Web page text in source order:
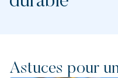
Astuces pour